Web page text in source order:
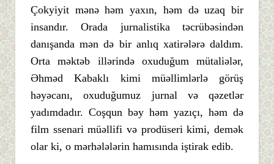
Çokyiyit mənə həm yaxın, həm də uzaq bir
insandır. Orada jurnalistika təcrübəsindən
danışanda mən də bir anlıq xatirələrə daldım.
Orta məktəb illərində oxuduğum mütaliələr,
Əhməd Kabaklı kimi müəllimlərlə görüş
həyəcanı, oxuduğumuz jurnal və qəzetlər
yadımdadır. Coşqun bəy həm yazıçı, həm də
film ssenari müəllifi və prodüseri kimi, demək
olar ki, o mərhələlərin hamısında iştirak edib.